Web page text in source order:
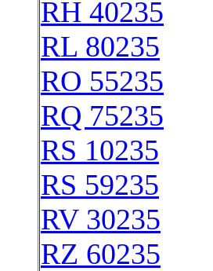
RH 40235
RL 80235
RO 55235
RQ 75235
RS 10235
RS 59235
RV 30235
RZ 60235